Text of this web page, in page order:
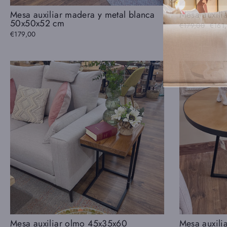
Mesa auxiliar madera y metal blanca
50x50x52 cm
€179,00
Mesa
Precio
habitual
€179,00
de
oferta
Mesa auxiliar olmo 45x35x60 Mesa